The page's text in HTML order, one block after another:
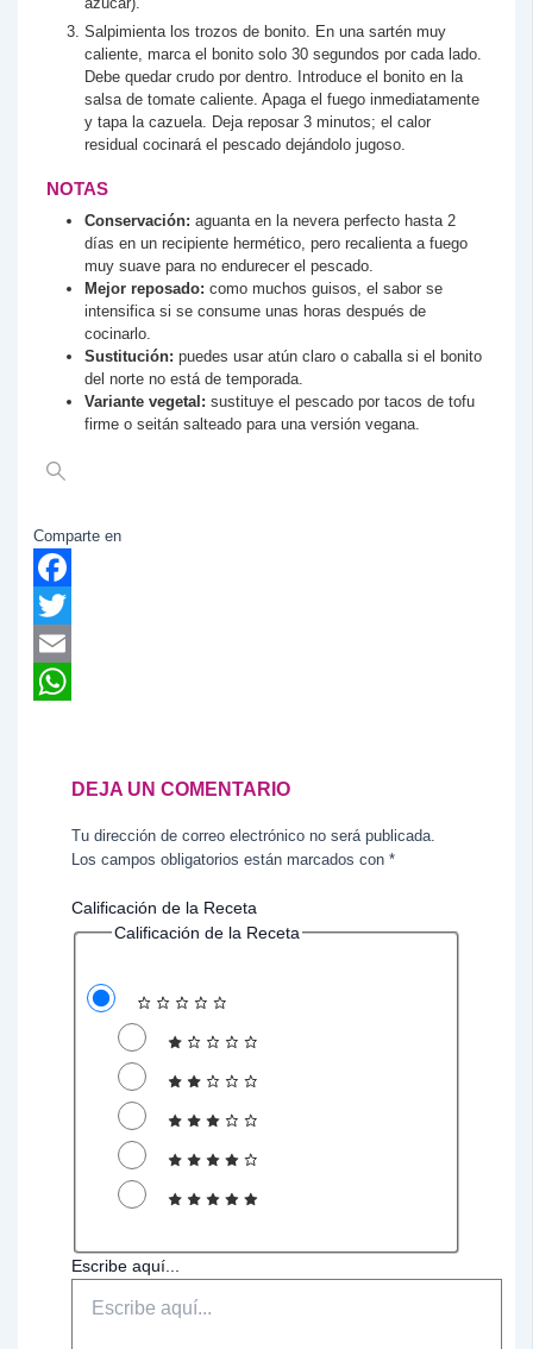
Salpimienta los trozos de bonito. En una sartén muy
caliente, marca el bonito solo 30 segundos por cada lado.
Debe quedar crudo por dentro. Introduce el bonito en la
salsa de tomate caliente. Apaga el fuego inmediatamente
y tapa la cazuela. Deja reposar 3 minutos; el calor
residual cocinará el pescado dejándolo jugoso.
NOTAS
Conservación: aguanta en la nevera perfecto hasta 2
días en un recipiente hermético, pero recalienta a fuego
muy suave para no endurecer el pescado.
Mejor reposado: como muchos guisos, el sabor se
intensifica si se consume unas horas después de
cocinarlo.
Sustitución: puedes usar atún claro o caballa si el bonito
del norte no está de temporada.
Variante vegetal: sustituye el pescado por tacos de tofu
firme o seitán salteado para una versión vegana.
Comparte en
Facebook
Twitter
Email
DEJA UN COMENTARIO
Tu dirección de correo electrónico no será publicada.
Los campos obligatorios están marcados con *
Calificación de la Receta
Calificación de la Receta
Escribe aquí...